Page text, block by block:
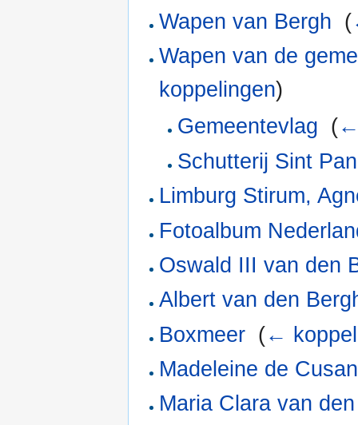
Wapen van Bergh (
Wapen van de
koppelingen)
Gemeentevlag (←
Schutterij Sint
Limburg Stirum,
Fotoalbum
Oswald III van den
Albert van den
Boxmeer (←
Madeleine de
Maria Clara van